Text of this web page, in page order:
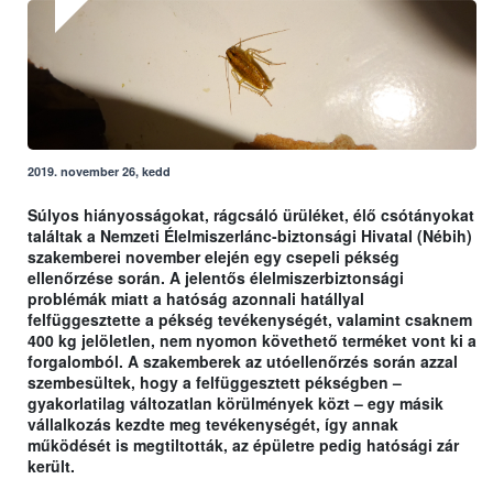
2019. november 26, kedd
Súlyos hiányosságokat, rágcsáló ürüléket, élő csótányokat
találtak a Nemzeti Élelmiszerlánc-biztonsági Hivatal (Nébih)
szakemberei november elején egy csepeli pékség
ellenőrzése során. A jelentős élelmiszerbiztonsági
problémák miatt a hatóság azonnali hatállyal
felfüggesztette a pékség tevékenységét, valamint csaknem
400 kg jelöletlen, nem nyomon követhető terméket vont ki a
forgalomból. A szakemberek az utóellenőrzés során azzal
szembesültek, hogy a felfüggesztett pékségben –
gyakorlatilag változatlan körülmények közt – egy másik
vállalkozás kezdte meg tevékenységét, így annak
működését is megtiltották, az épületre pedig hatósági zár
került.